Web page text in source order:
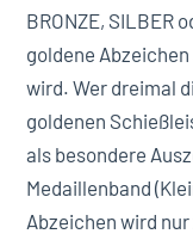
BRONZE, SILBER
goldene
wird. Wer dreimal
goldenen
als besondere
Medaillenband
Abzeichen wird